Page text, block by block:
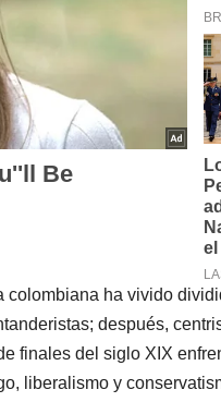
ha vivido
después,
finales del siglo XIX
liberalismo y